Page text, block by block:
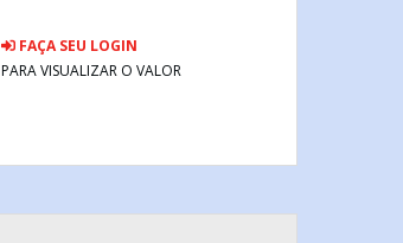
FAÇA SEU LOGIN
PARA VISUALIZAR O VALOR